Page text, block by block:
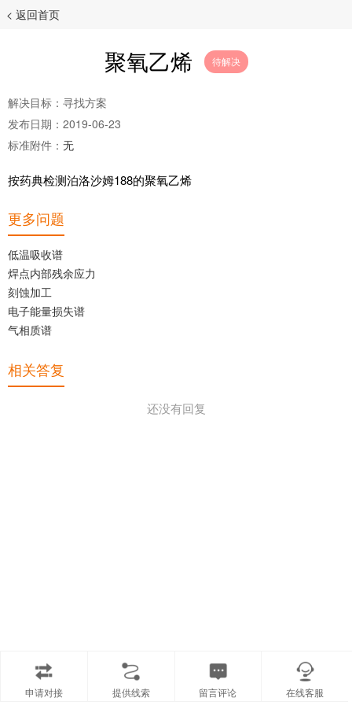
< 返回首页
聚氧乙烯 待解决
解决目标：寻找方案
发布日期：2019-06-23
标准附件： 无
按药典检测泊洛沙姆188的聚氧乙烯
更多问题
低温吸收谱
焊点内部残余应力
刻蚀加工
电子能量损失谱
气相质谱
相关答复
还没有回复
申请对接 提供线索 留言评论 在线客服